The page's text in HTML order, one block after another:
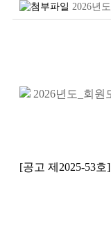
2026년
2026년도_회원
[공고 제 2025-53호]